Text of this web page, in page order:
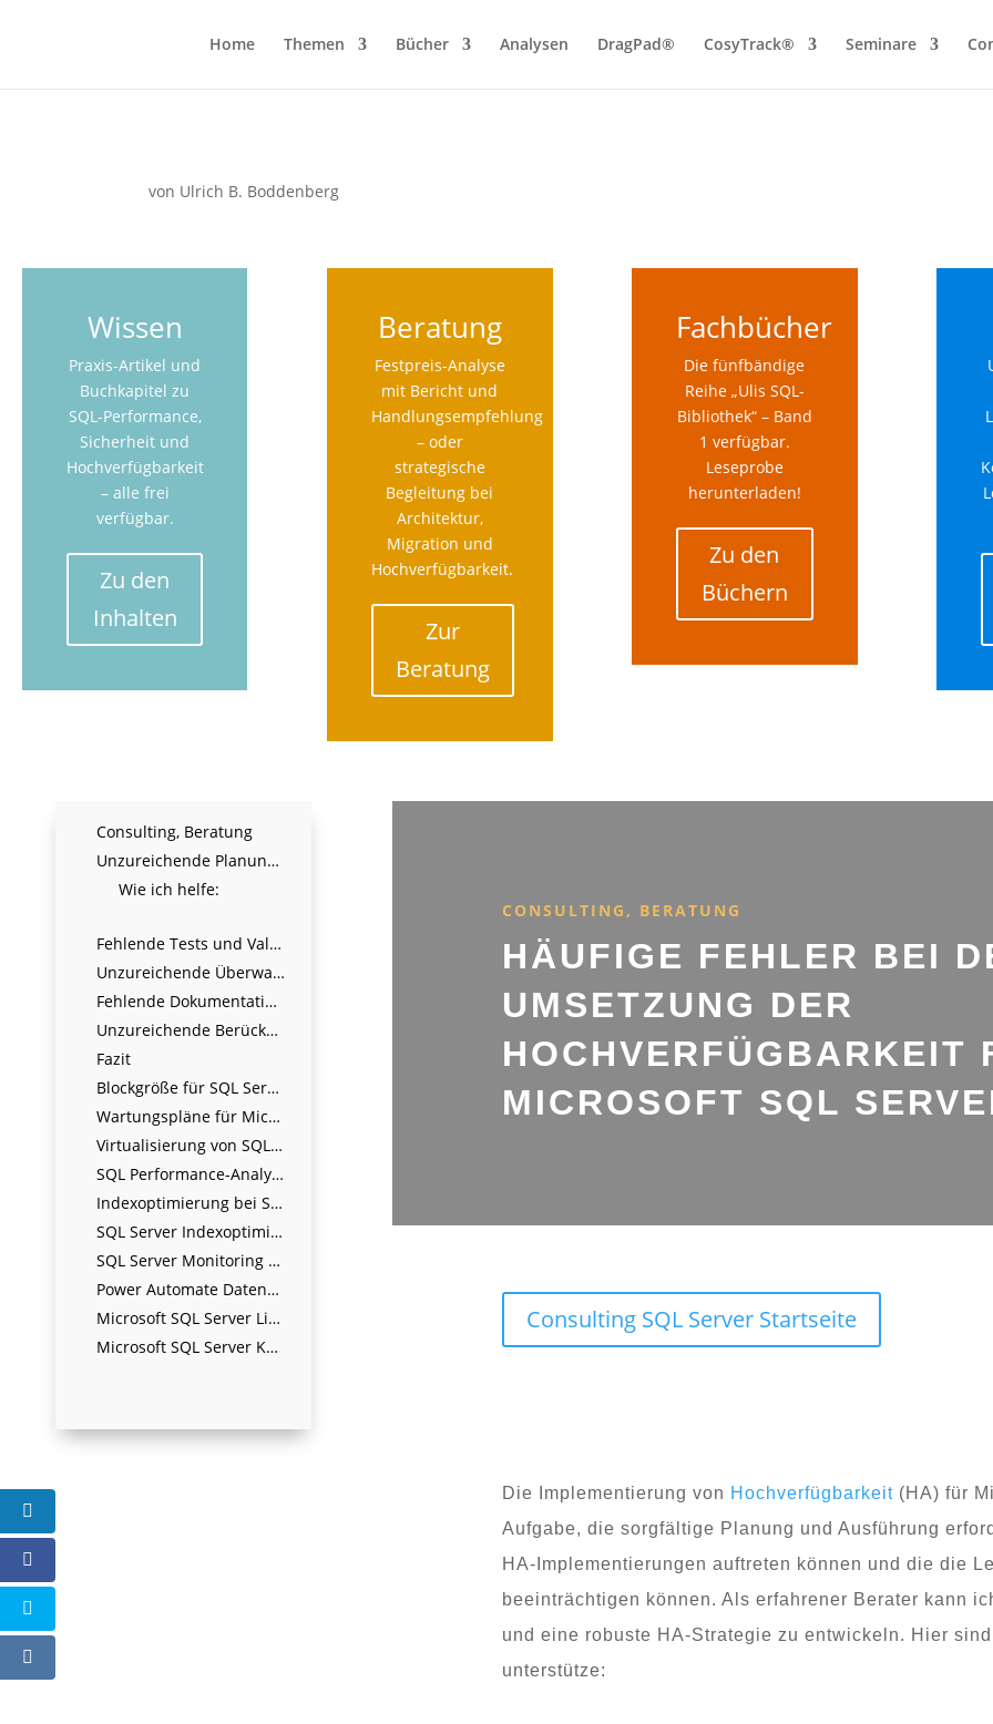
Home Themen Bücher Analysen DragPad® CosyTrack® Seminare
von Ulrich B. Boddenberg
Wissen
Praxis-Artikel und
Buchkapitel zu
SQL-Performance,
Sicherheit und
Hochverfügbarkeit
– alle frei
verfügbar.
Zu den
Inhalten
Beratung
Festpreis-Analyse
mit Bericht und
Handlungsempfehlung
– oder
strategische
Begleitung bei
Architektur,
Migration und
Hochverfügbarkeit.
Zur
Beratung
Fachbücher
Die fünfbändige
Reihe „Ulis SQL-
Bibliothek“ – Band
1 verfügbar.
Leseprobe
herunterladen!
Zu den
Büchern
Consulting, Beratung
Unzureichende Planung und Vorbereitung
Wie ich helfe:
Fehlende Tests und Validierung
Unzureichende Überwachung und Wartung
Fehlende Dokumentation und Schulung
Unzureichende Berücksichtigung zukünftiger Anforderungen
Fazit
Blockgröße für SQL Server richtig auswählen (Windows und Linux)
Wartungspläne für Microsoft SQL Server
Virtualisierung von SQL Server, Best Practices
SQL Performance-Analyse (hypothetisches Beispiel)
Indexoptimierung bei SQL Server – Leitfaden für IT-Verantwortliche und DBAs
SQL Server Indexoptimierung 2025: Best Practices, Wartung & Monitoring für maximale Performance
SQL Server Monitoring / Überwachung
Power Automate Datengateway Microsoft SQL Server, Oracle
Microsoft SQL Server Lizenzierung
Microsoft SQL Server Kostenoptimierung
CONSULTING, BERATUNG
HÄUFIGE FEHLER BEI
UMSETZUNG DER
HOCHVERFÜGBARKEIT
MICROSOFT SQL
Consulting SQL Server Startseite
Die Implementierung von Hochverfügbarkeit (HA) für
Aufgabe, die sorgfältige Planung und Ausführung
HA-Implementierungen auftreten können und die die
beeinträchtigen können. Als erfahrener Berater kann
und eine robuste HA-Strategie zu entwickeln. Hier
unterstütze: